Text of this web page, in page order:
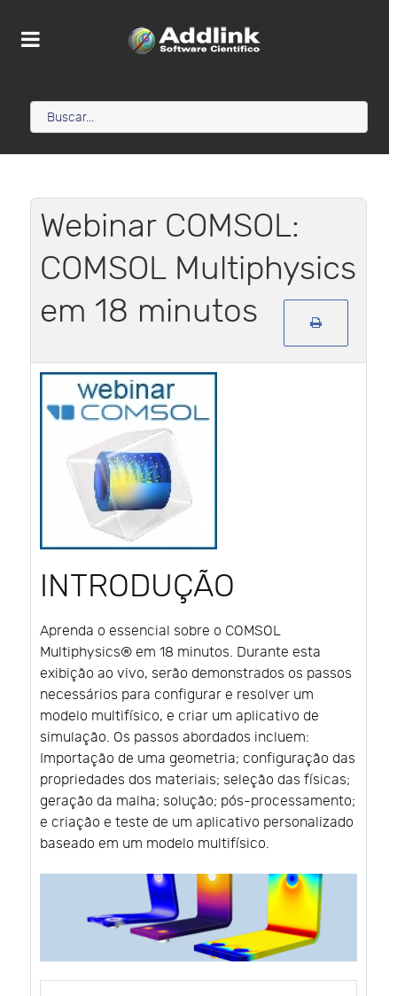
Webinar COMSOL:
COMSOL Multiphysics
em 18 minutos
INTRODUÇÃO
Aprenda o essencial sobre o COMSOL
Multiphysics® em 18 minutos. Durante esta
exibição ao vivo, serão demonstrados os passos
necessários para configurar e resolver um
modelo multifísico, e criar um aplicativo de
simulação. Os passos abordados incluem:
Importação de uma geometria; configuração das
propriedades dos materiais; seleção das físicas;
geração da malha; solução; pós-processamento;
e criação e teste de um aplicativo personalizado
baseado em um modelo multifísico.